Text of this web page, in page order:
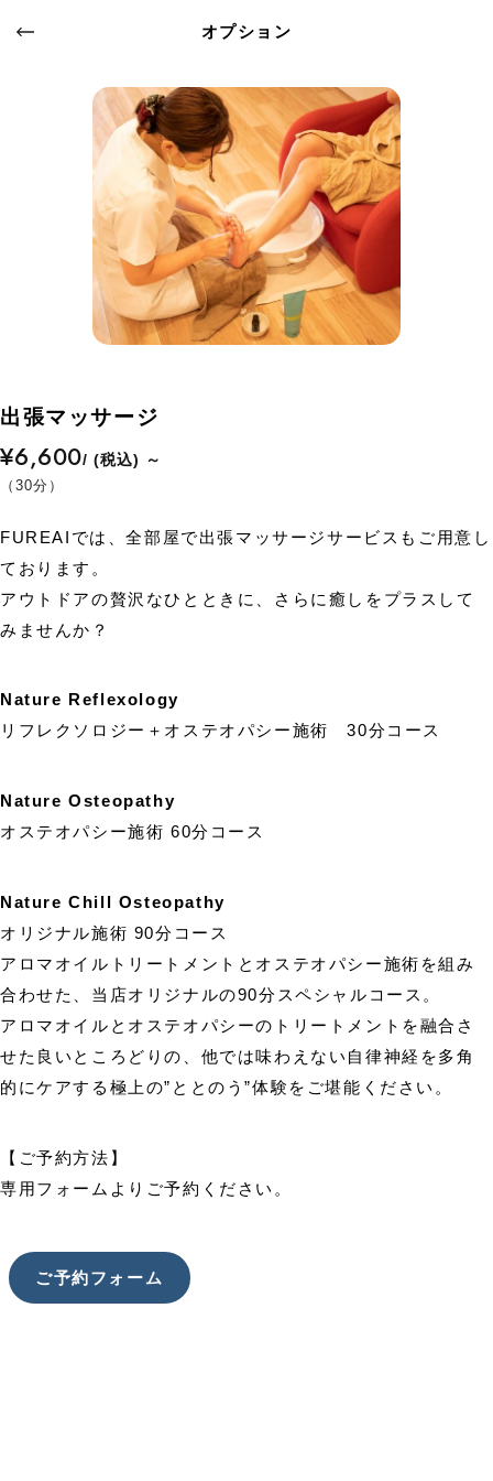
オプション
出張マッサージ
¥6,600/ (税込) ～
（30分）
FUREAIでは、全部屋で出張マッサージサービスもご用意し
ております。
アウトドアの贅沢なひとときに、さらに癒しをプラスして
みませんか？
Nature Reflexology
リフレクソロジー＋オステオパシー施術 30分コース
Nature Osteopathy
オステオパシー施術 60分コース
Nature Chill Osteopathy
オリジナル施術 90分コース
アロマオイルトリートメントとオステオパシー施術を組み
合わせた、当店オリジナルの90分スペシャルコース。
アロマオイルとオステオパシーのトリートメントを融合さ
せた良いところどりの、他では味わえない自律神経を多角
的にケアする極上の”ととのう”体験をご堪能ください。
【ご予約方法】
専用フォームよりご予約ください。
ご予約フォーム